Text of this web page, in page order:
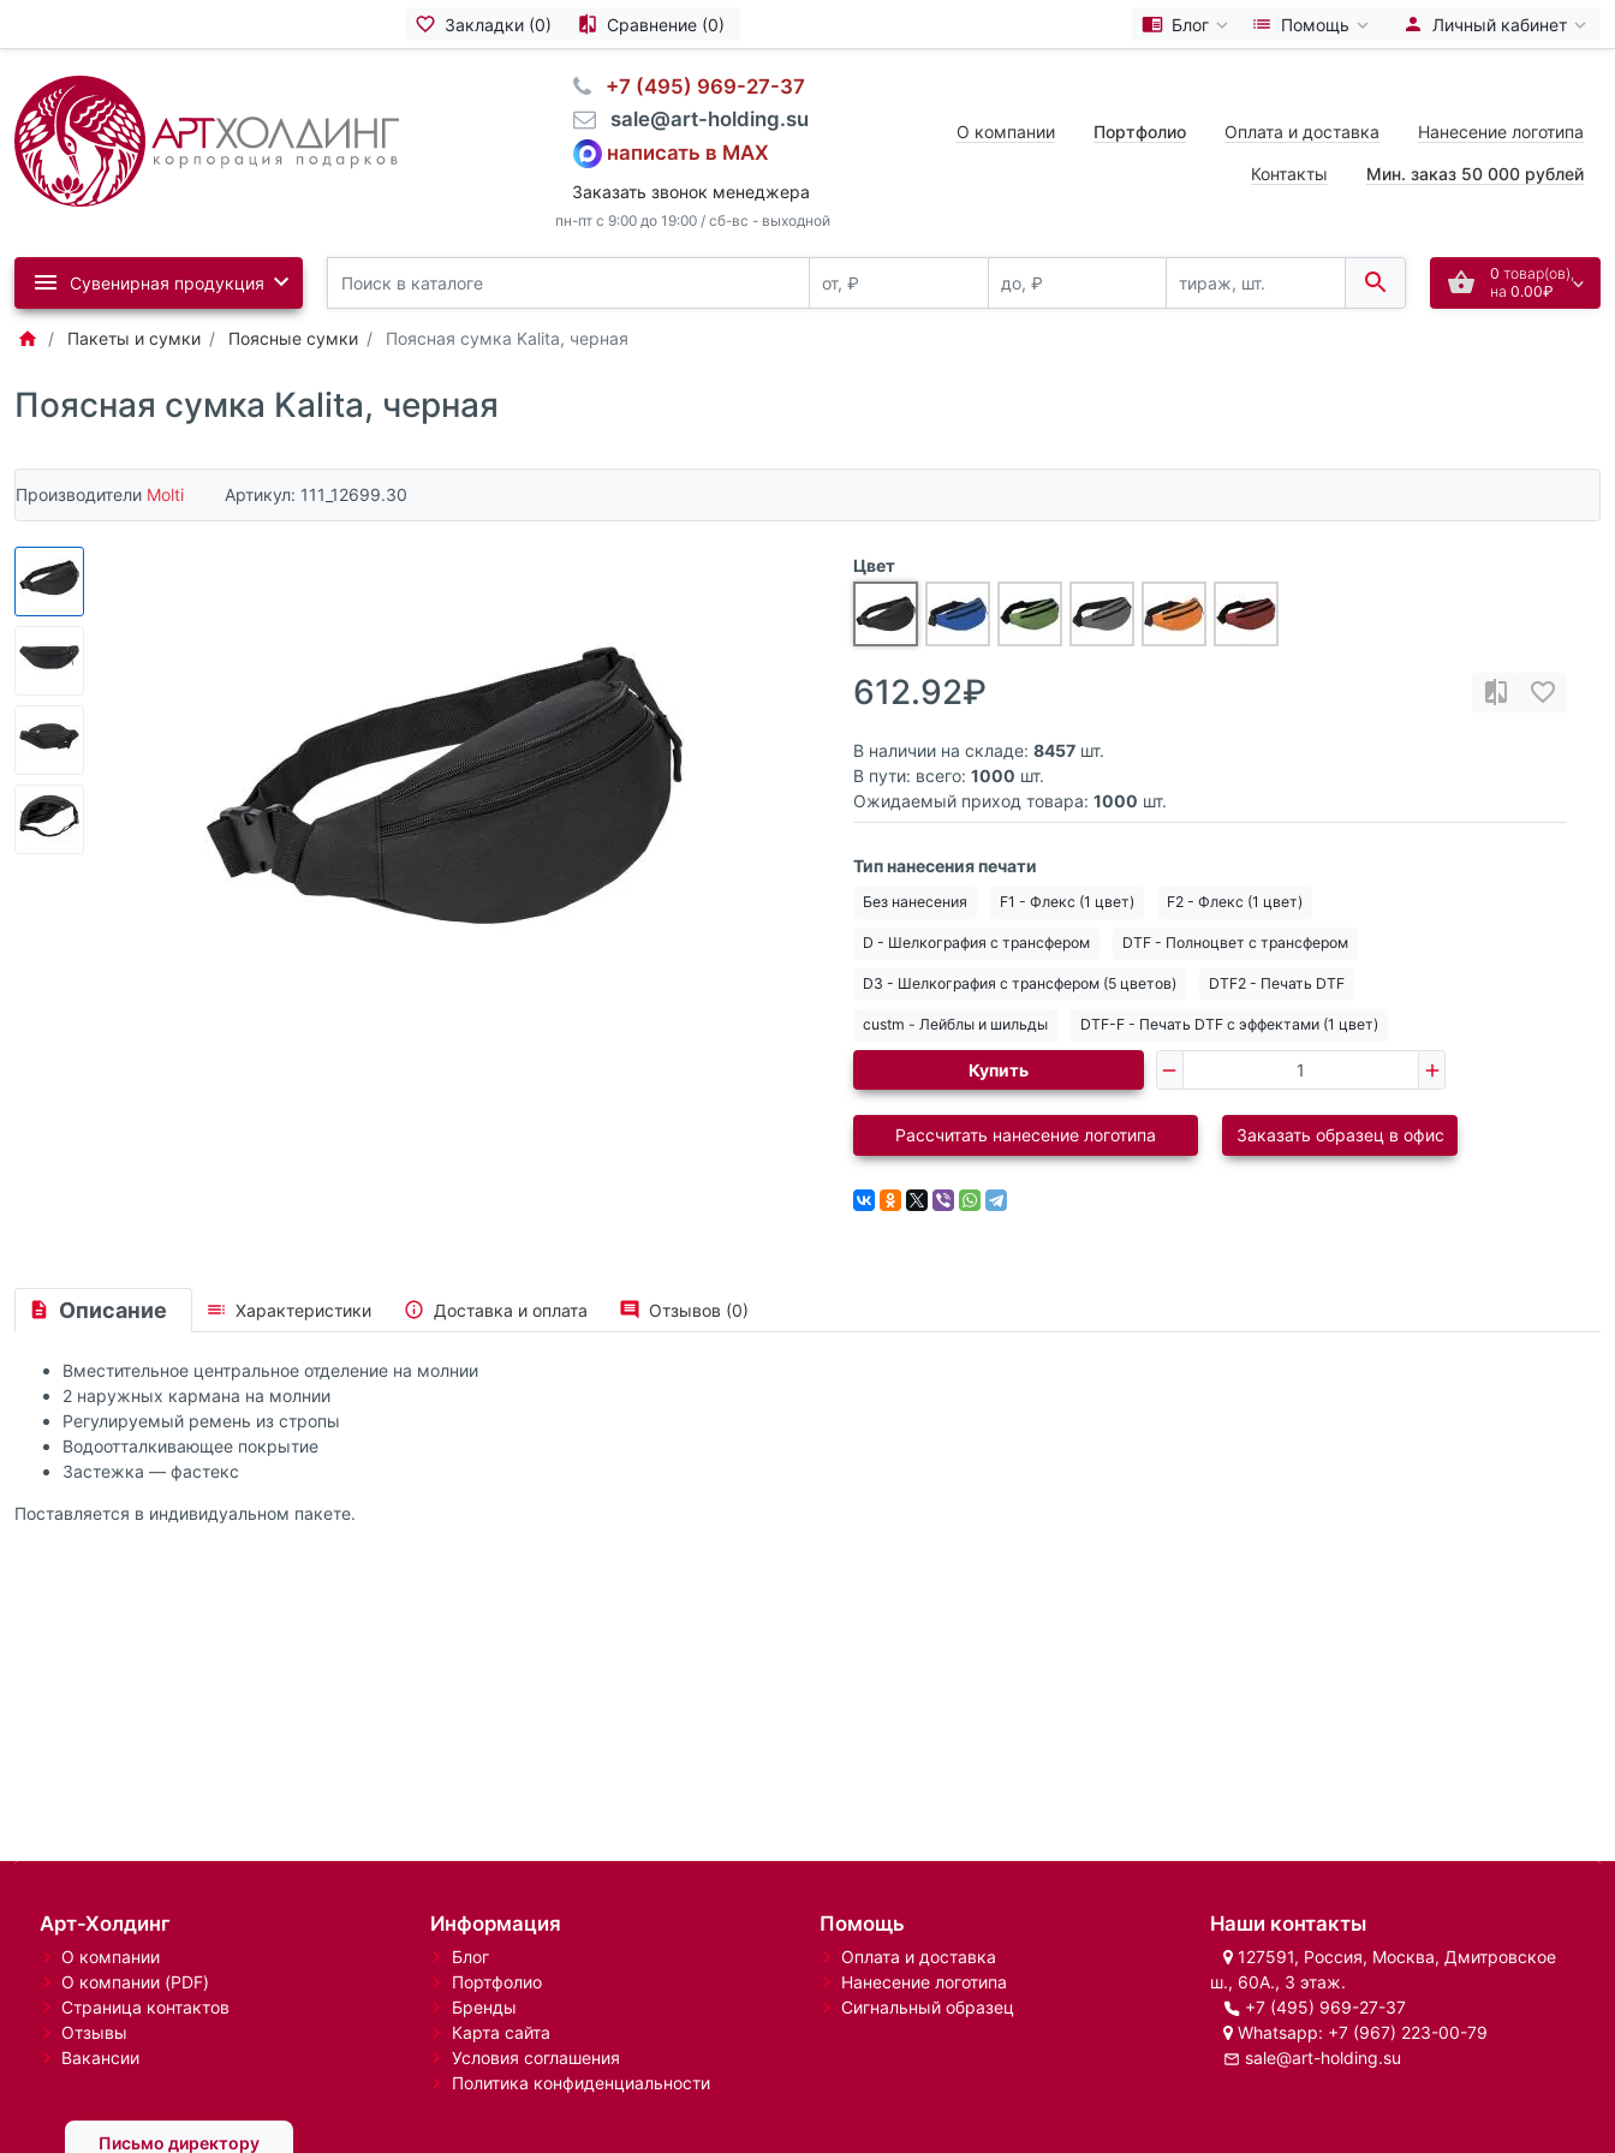
Закладки (0) Сравнение (0) Блог Помощь Личный кабинет
⠀+7 (495) 969-27-37
⠀sale@art-holding.su
написать в MAX
Заказать звонок менеджера
пн-пт с 9:00 до 19:00 / сб-вс - выходной
О компании Портфолио Оплата и доставка Нанесение логотипа
Контакты Мин. заказ 50 000 рублей
0 товар(ов),
на 0.00₽
Сувенирная продукция
Пакеты и сумки Поясные сумки Поясная сумка Kalita, черная
Поясная сумка Kalita, черная
Производители Molti Артикул: 111_12699.30
Цвет
612.92₽
В наличии на складе: 8457 шт.
В пути: всего: 1000 шт.
Ожидаемый приход товара: 1000 шт.
Тип нанесения печати
Без нанесения F1 - Флекс (1 цвет) F2 - Флекс (1 цвет)
D - Шелкография с трансфером DTF - Полноцвет с трансфером
D3 - Шелкография с трансфером (5 цветов) DTF2 - Печать DTF
custm - Лейблы и шильды DTF-F - Печать DTF с эффектами (1 цвет)
Купить
Рассчитать нанесение логотипа Заказать образец в офис
Описание Характеристики Доставка и оплата Отзывов (0)
Вместительное центральное отделение на молнии
2 наружных кармана на молнии
Регулируемый ремень из стропы
Водоотталкивающее покрытие
Застежка — фастекс
Поставляется в индивидуальном пакете.
Арт-Холдинг
О компании
О компании (PDF)
Страница контактов
Отзывы
Вакансии
Письмо директору
Информация
Блог
Портфолио
Бренды
Карта сайта
Условия соглашения
Политика конфиденциальности
Помощь
Оплата и доставка
Нанесение логотипа
Сигнальный образец
Наши контакты
127591, Россия, Москва, Дмитровское
ш., 60А., 3 этаж.
+7 (495) 969-27-37
Whatsapp: +7 (967) 223-00-79
sale@art-holding.su